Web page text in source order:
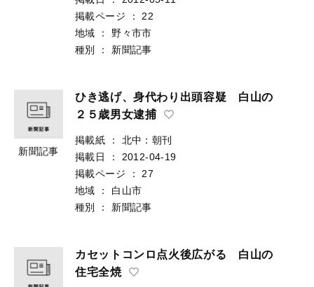
掲載ページ
：
22
地域
：
野々市市
種別
： 新聞記事
新聞記事
ひき逃げ、身代わり出頭容疑 白山の
２５歳男女逮捕
掲載紙 ：
北中：朝刊
掲載日
：
2012-04-19
掲載ページ
：
27
地域
：
白山市
種別
： 新聞記事
カセットコンロ点火後広がる 白山の
住宅全焼